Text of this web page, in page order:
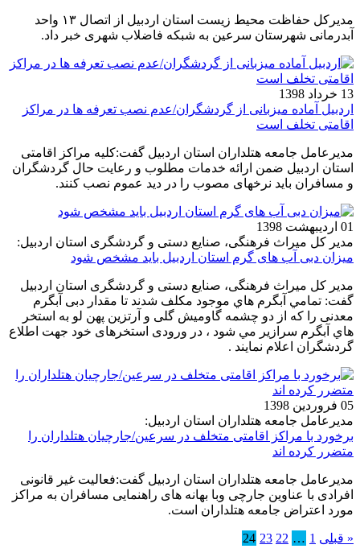
مدیرکل حفاظت محیط زیست استان اردبیل از اتصال ۱۳ واحد
آبدرمانی شهرستان سرعین به شبکه فاضلاب شهری خبر داد.
13 خرداد 1398
اردبیل آماده میزبانی از گردشگران/عدم نصب تعرفه ها در مراکز
اقامتی تخلف است
مدیرعامل جامعه هتلداران استان اردبیل گفت:کلیه مراکز اقامتی
استان اردبیل ضمن ارائه خدمات مطلوب و رعایت حال گردشگران
و مسافران باید نرخهای مصوب را در دید عموم نصب کنند.
01 اردیبهشت 1398
مدیر کل میراث فرهنگی، صنایع دستی و گردشگری استان اردبیل:
میزان دبی آب های گرم استان اردبیل باید مشخص شود
مدیر کل میراث فرهنگی، صنایع دستی و گردشگری استان اردبیل
گفت: تمامي آبگرم هاي موجود مکلف شدند تا مقدار دبی آبگرم
معدنی را كه از دو چشمه گاومیش گلی و آرتزین پهن لو به استخر
هاي آبگرم سرازير مي شود ، در ورودی استخرهای خود جهت اطلاع
گردشگران اعلام نمایند .
05 فروردین 1398
مدیرعامل جامعه هتلداران استان اردبیل:
برخورد با مراکز اقامتی متخلف در سرعین/جارچیان هتلداران را
متضرر کرده اند
مدیرعامل جامعه هتلداران استان اردبیل گفت:فعالیت غیر قانونی
افرادی با عناوین جارچی وبا بهانه های راهنمایی مسافران به مراکز
مورد اعتراض جامعه هتلداران است.
« قبلی 1
…
22
23
24